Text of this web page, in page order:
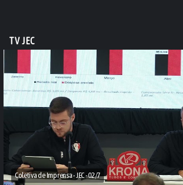
TV JEC
Coletiva de Imprensa - JEC - 02/7